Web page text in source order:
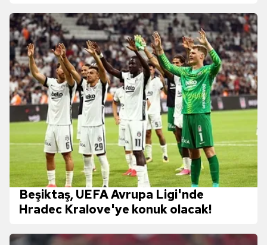
Beşiktaş, UEFA Avrupa Ligi'nde
Hradec Kralove'ye konuk olacak!